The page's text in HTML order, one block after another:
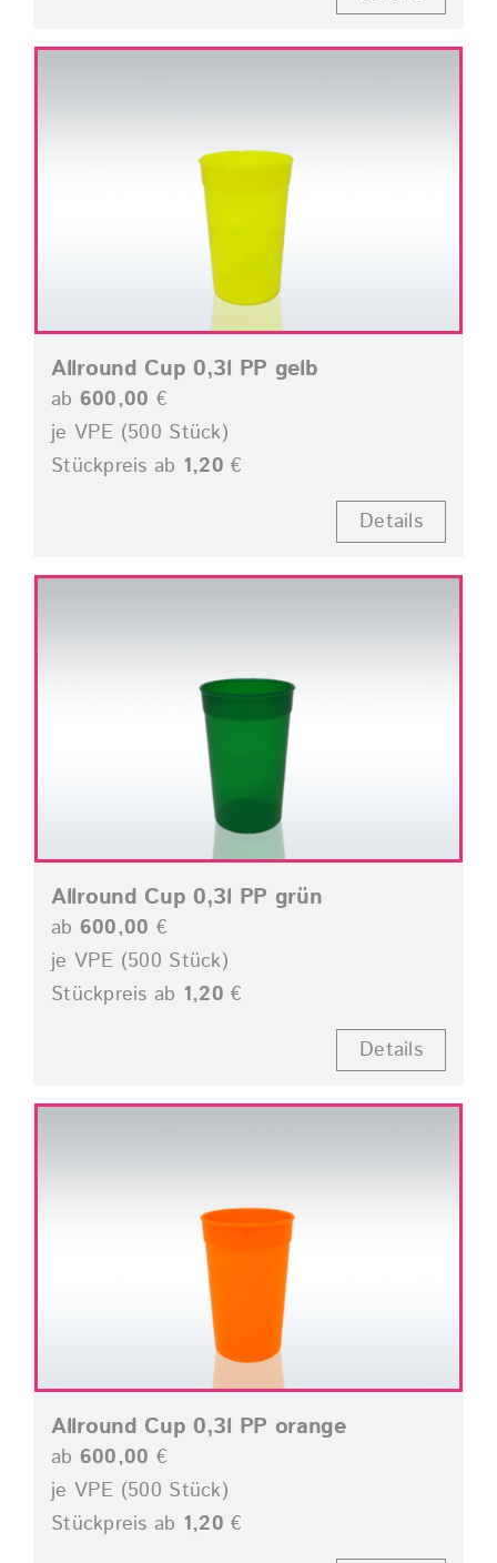
Allround Cup 0,3l PP gelb
ab 600,00 €
je VPE (500 Stück)
Stückpreis ab 1,20 €
Details
Allround Cup 0,3l PP grün
ab 600,00 €
je VPE (500 Stück)
Stückpreis ab 1,20 €
Details
Allround Cup 0,3l PP orange
ab 600,00 €
je VPE (500 Stück)
Stückpreis ab 1,20 €